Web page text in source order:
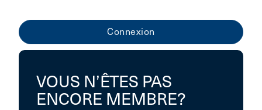
VOUS N’ÊTES PAS
ENCORE MEMBRE?